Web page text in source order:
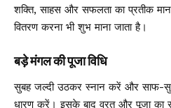
शक्ति, साहस और सफलता का प्रतीक
वितरण करना भी शुभ माना जाता है।
बड़े मंगल की पूजा विधि
सुबह जल्दी उठकर स्नान करें और साफ-
धारण करें। इसके बाद व्रत और पूजा का